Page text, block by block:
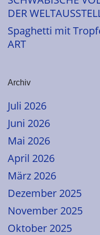
DER
Spaghetti mit
ART
Archiv
Juli 2026
Juni 2026
Mai 2026
April 2026
März 2026
Dezember 2025
November 2025
Oktober 2025